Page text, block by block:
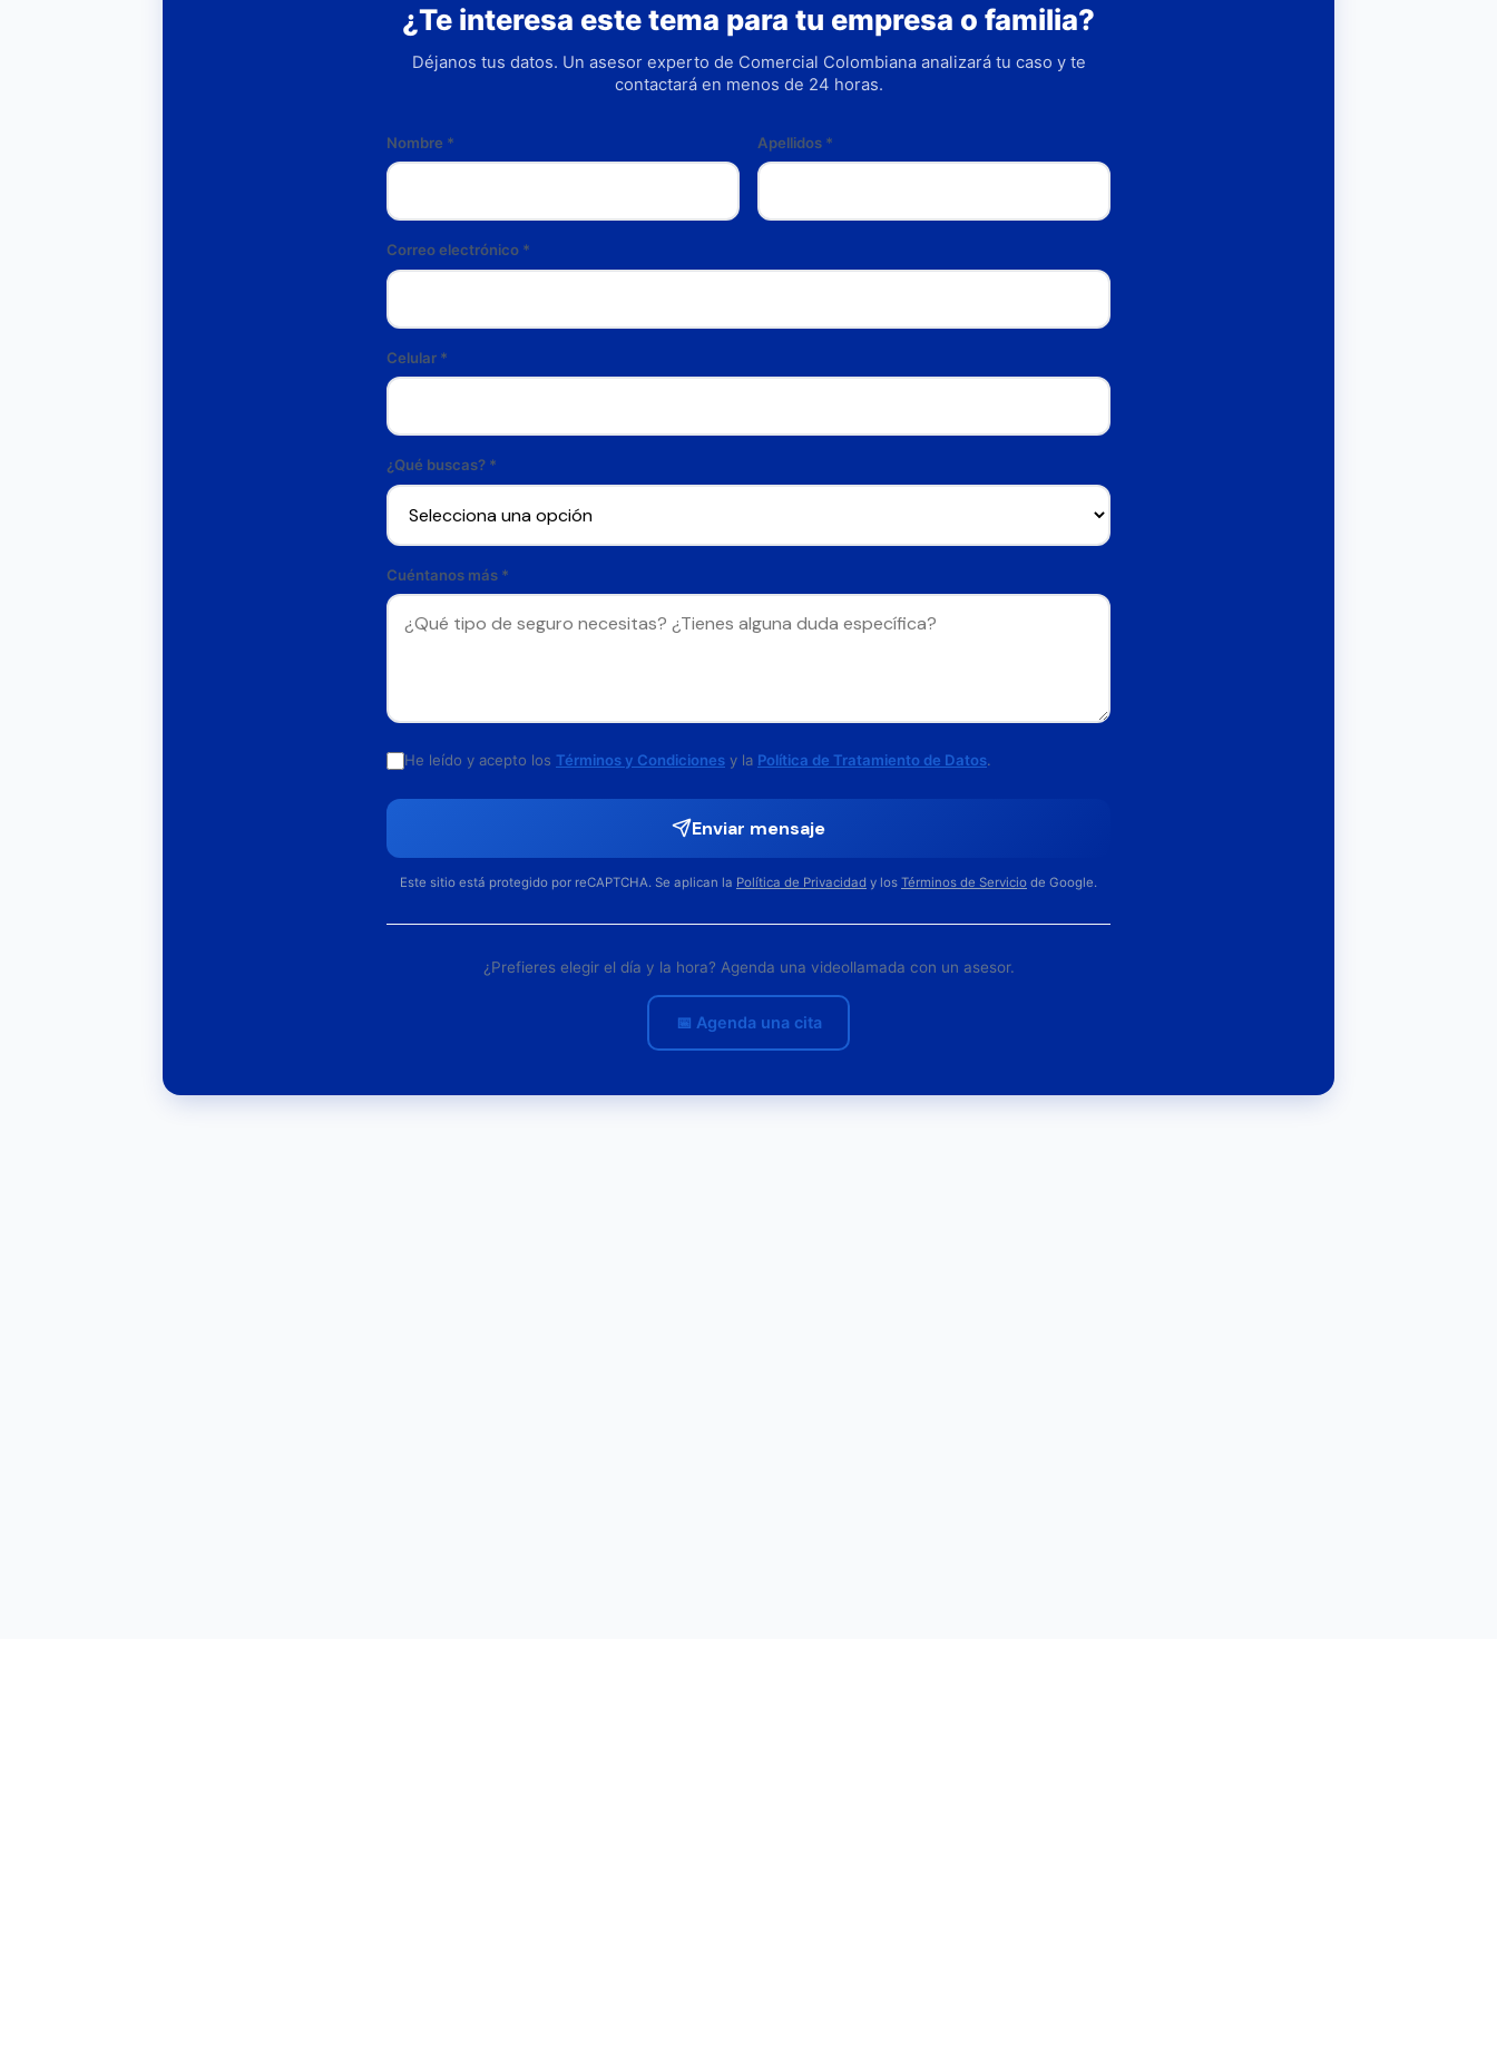
¿Te interesa este tema para tu empresa o familia?
Déjanos tus datos. Un asesor experto de Comercial Colombiana analizará tu caso y te
contactará en menos de 24 horas.
Nombre * Apellidos *
Correo electrónico *
Celular *
¿Qué buscas? *
Cuéntanos más *
He leído y acepto los Términos y Condiciones y la Política de Tratamiento de Datos.
Enviar mensaje
Este sitio está protegido por reCAPTCHA. Se aplican la Política de Privacidad y los Términos de Servicio de Google.
¿Prefieres elegir el día y la hora? Agenda una videollamada con un asesor.
📅 Agenda una cita